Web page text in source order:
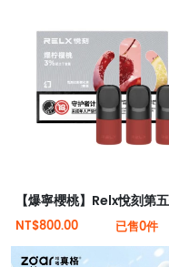
NT$800.00 已售0件